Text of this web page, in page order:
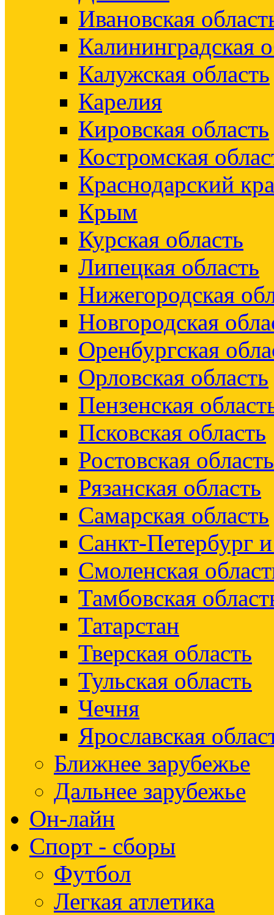
Ивановская
Калининградская
Калужская область
Карелия
Кировская область
Костромская
Краснодарский
Крым
Курская область
Липецкая область
Нижегородская
Новгородская
Оренбургская
Орловская область
Пензенская
Псковская область
Ростовская область
Рязанская область
Самарская область
Санкт-Петербург
Смоленская
Тамбовская
Татарстан
Тверская область
Тульская область
Чечня
Ярославская
Ближнее зарубежье
Дальнее зарубежье
Он-лайн
Спорт - сборы
Футбол
Легкая атлетика